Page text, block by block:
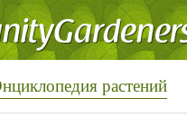
растений